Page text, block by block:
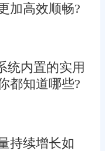
加高效顺畅?
统内置的实用
都知道哪些?
持续增长如